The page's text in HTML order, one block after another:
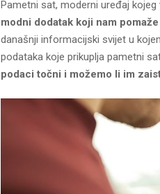
Pametni sat, moderni uređaj
modni dodatak koji nam
današnji informacijski svijet u
podataka koje prikuplja pametni
podaci točni i možemo li im